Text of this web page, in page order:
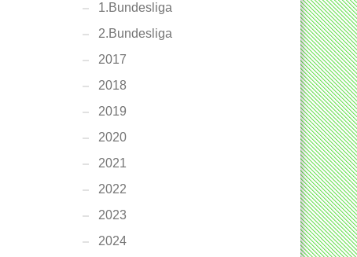
1.Bundesliga
2.Bundesliga
2017
2018
2019
2020
2021
2022
2023
2024